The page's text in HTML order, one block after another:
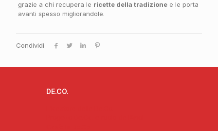
grazie a chi recupera le ricette della tradizionee le porta
avanti spesso migliorandole.
Condividi
DE.CO.